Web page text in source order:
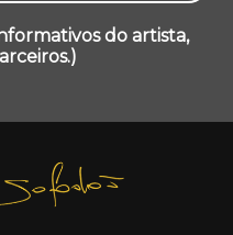
do artista,